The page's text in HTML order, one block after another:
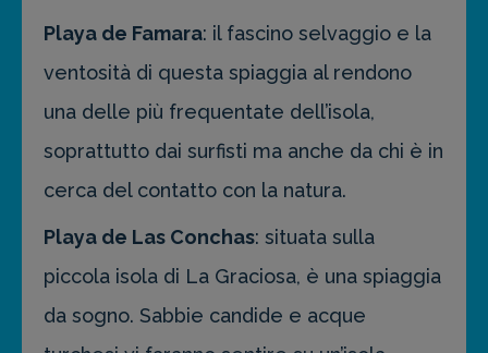
Playa de Famara: il fascino selvaggio e la
ventosità di questa spiaggia al rendono
una delle più frequentate dell’isola,
soprattutto dai surfisti ma anche da chi è in
cerca del contatto con la natura.
Playa de Las Conchas: situata sulla
piccola isola di La Graciosa, è una spiaggia
da sogno. Sabbie candide e acque